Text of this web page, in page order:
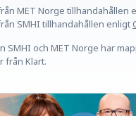
MET Norge tillhandahållen
SMHI tillhandahållen enligt
SMHI och MET Norge har
från Klart.